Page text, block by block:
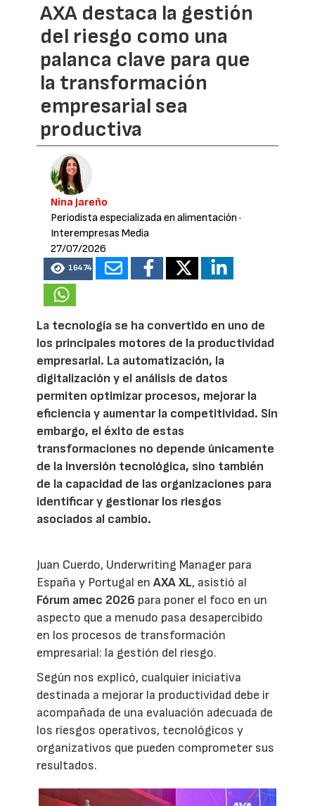
AXA destaca la gestión
del riesgo como una
palanca clave para que
la transformación
empresarial sea
productiva
Nina Jareño
Periodista especializada en alimentación ·
Interempresas Media
27/07/2026
16474
La tecnología se ha convertido en uno de
los principales motores de la productividad
empresarial. La automatización, la
digitalización y el análisis de datos
permiten optimizar procesos, mejorar la
eficiencia y aumentar la competitividad. Sin
embargo, el éxito de estas
transformaciones no depende únicamente
de la inversión tecnológica, sino también
de la capacidad de las organizaciones para
identificar y gestionar los riesgos
asociados al cambio.
Juan Cuerdo, Underwriting Manager para
España y Portugal enAXA XL, asistió al
Fórum amec 2026 para poner el foco en un
aspecto que a menudo pasa desapercibido
en los procesos de transformación
empresarial: la gestión del riesgo.
Según nos explicó, cualquier iniciativa
destinada a mejorar la productividad debe ir
acompañada de una evaluación adecuada de
los riesgos operativos, tecnológicos y
organizativos que pueden comprometer sus
resultados.